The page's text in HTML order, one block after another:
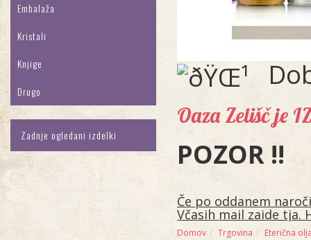
Embalaža
Kristali
Knjige
Drugo
Zadnje ogledani izdelki
Oaza Zelišč je
POZOR !!
Če po oddanem
Včasih mail zaide tja.
Domov Trgovina Eterična